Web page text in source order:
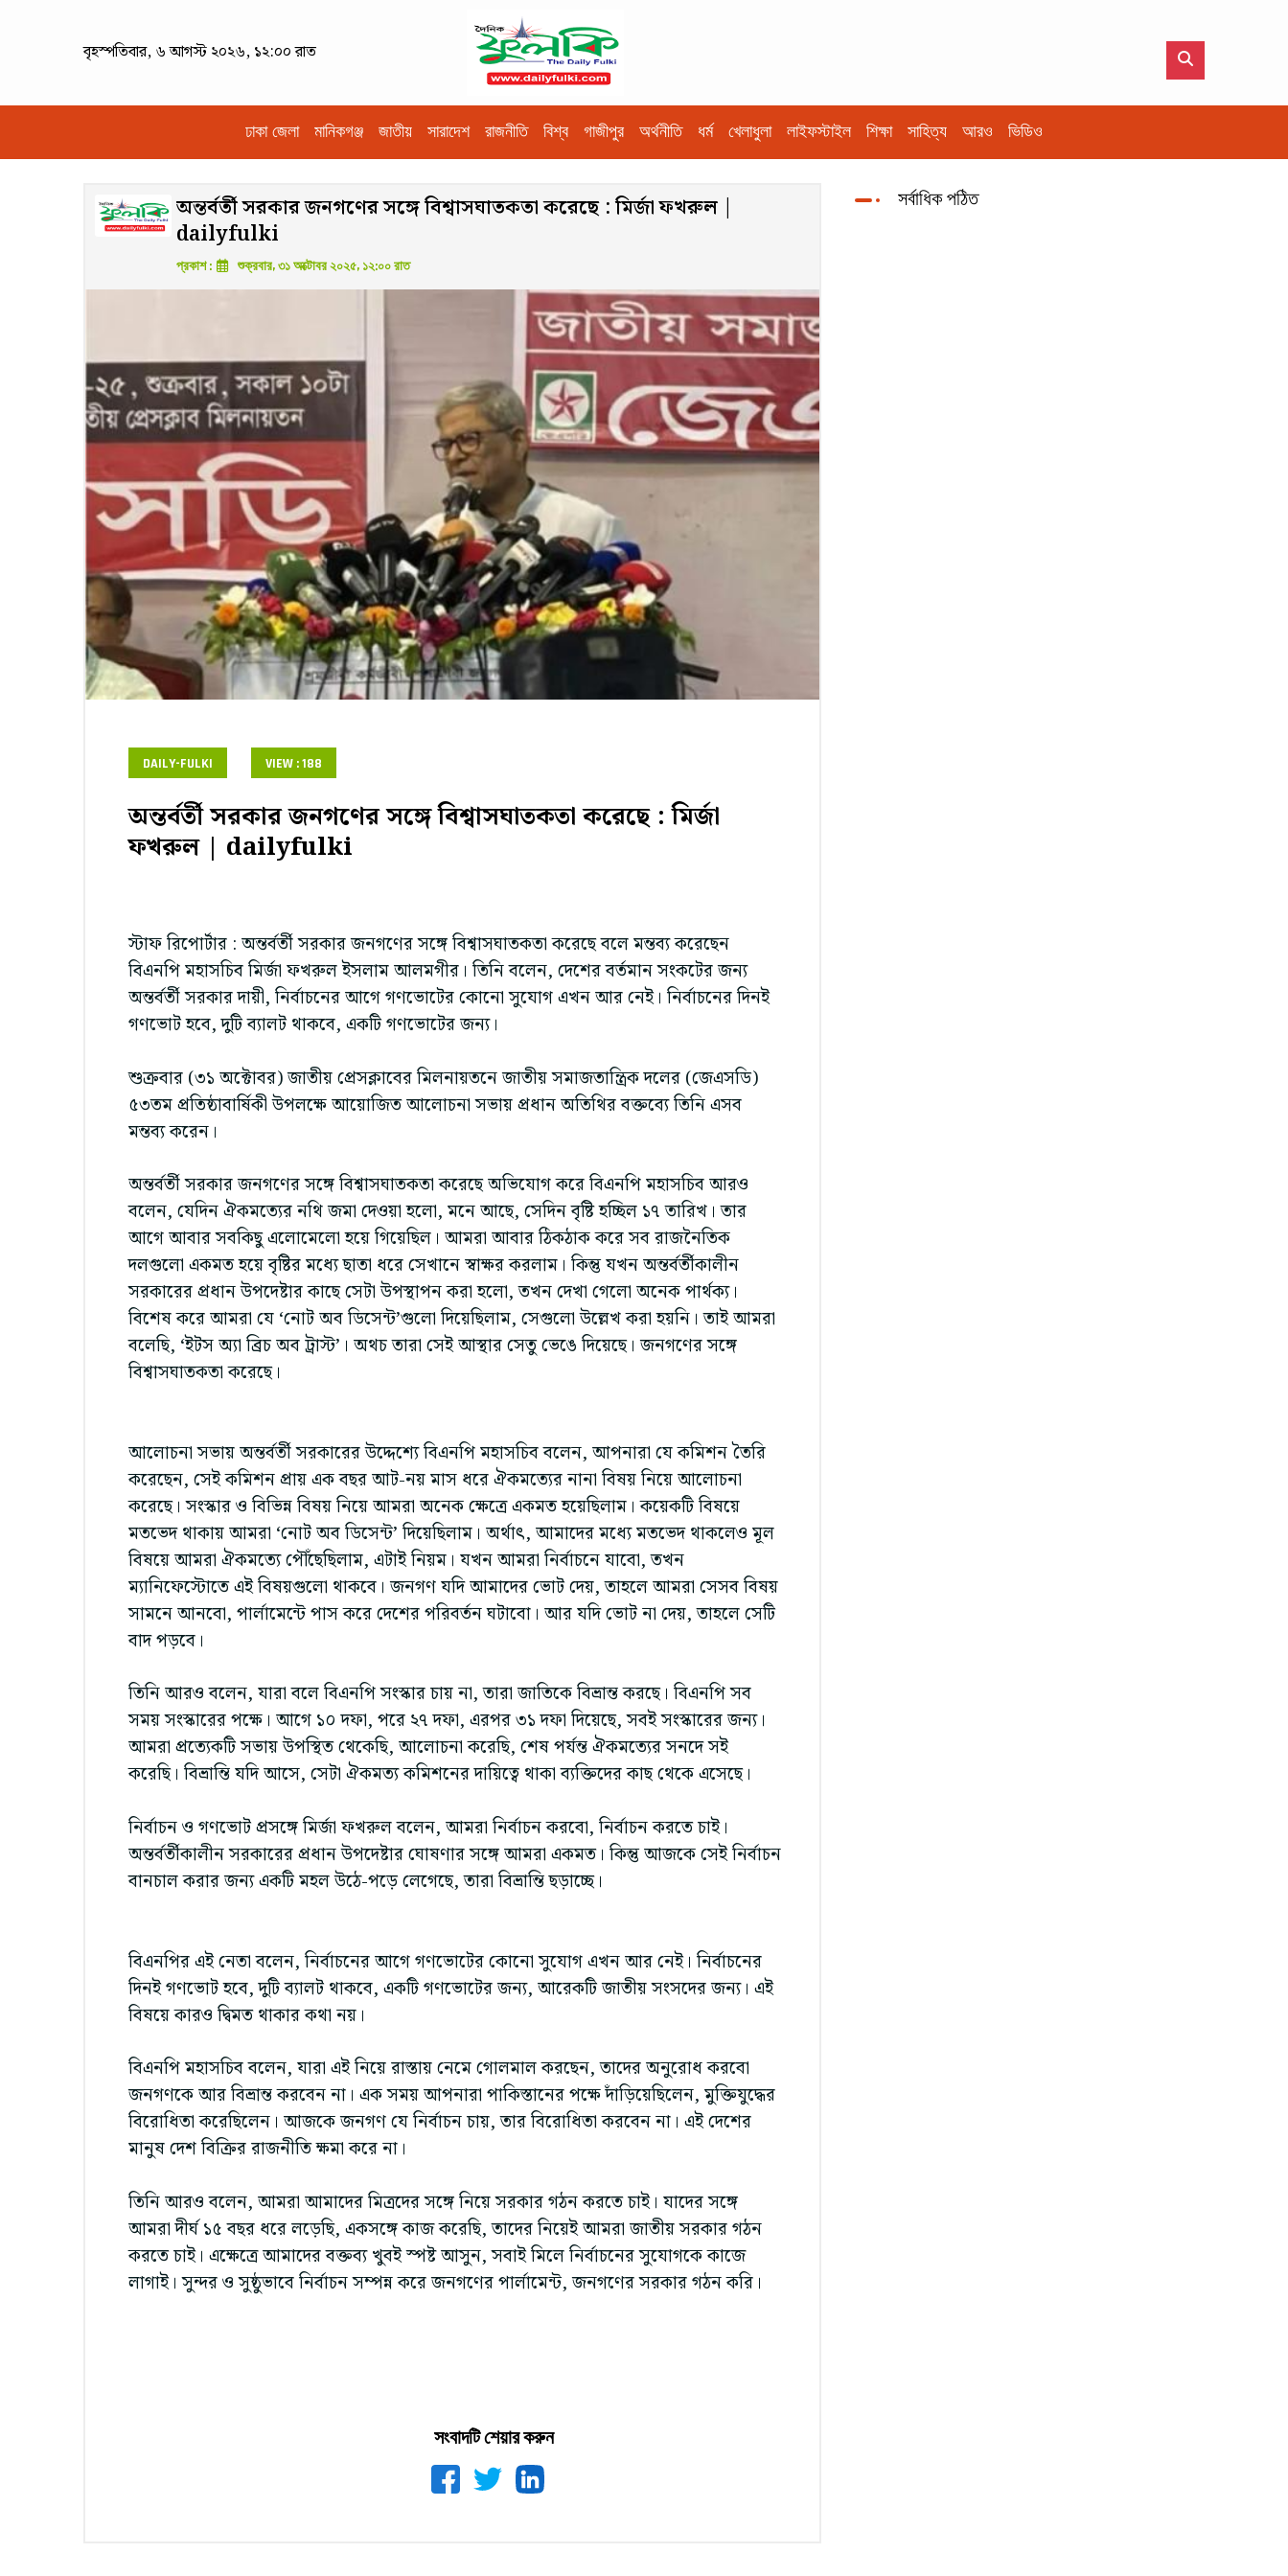
বৃহস্পতিবার, ৬ আগস্ট ২০২৬, ১২:০০ রাত
ঢাকা জেলা মানিকগঞ্জ জাতীয় সারাদেশ রাজনীতি বিশ্ব গাজীপুর অর্থনীতি ধর্ম খেলাধুলা লাইফস্টাইল শিক্ষা সাহিত্য আরও ভিডিও
অন্তর্বর্তী সরকার জনগণের সঙ্গে বিশ্বাসঘাতকতা করেছে : মির্জা ফখরুল |
dailyfulki
প্রকাশ : শুক্রবার, ৩১ অক্টোবর ২০২৫, ১২:০০ রাত
DAILY-FULKI VIEW : 188
অন্তর্বর্তী সরকার জনগণের সঙ্গে বিশ্বাসঘাতকতা করেছে : মির্জা
ফখরুল | dailyfulki
স্টাফ রিপোর্টার : অন্তর্বর্তী সরকার জনগণের সঙ্গে বিশ্বাসঘাতকতা করেছে বলে মন্তব্য করেছেন
বিএনপি মহাসচিব মির্জা ফখরুল ইসলাম আলমগীর। তিনি বলেন, দেশের বর্তমান সংকটের জন্য
অন্তর্বর্তী সরকার দায়ী, নির্বাচনের আগে গণভোটের কোনো সুযোগ এখন আর নেই। নির্বাচনের দিনই
গণভোট হবে, দুটি ব্যালট থাকবে, একটি গণভোটের জন্য।
শুক্রবার (৩১ অক্টোবর) জাতীয় প্রেসক্লাবের মিলনায়তনে জাতীয় সমাজতান্ত্রিক দলের (জেএসডি)
৫৩তম প্রতিষ্ঠাবার্ষিকী উপলক্ষে আয়োজিত আলোচনা সভায় প্রধান অতিথির বক্তব্যে তিনি এসব
মন্তব্য করেন।
অন্তর্বর্তী সরকার জনগণের সঙ্গে বিশ্বাসঘাতকতা করেছে অভিযোগ করে বিএনপি মহাসচিব আরও
বলেন, যেদিন ঐকমত্যের নথি জমা দেওয়া হলো, মনে আছে, সেদিন বৃষ্টি হচ্ছিল ১৭ তারিখ। তার
আগে আবার সবকিছু এলোমেলো হয়ে গিয়েছিল। আমরা আবার ঠিকঠাক করে সব রাজনৈতিক
দলগুলো একমত হয়ে বৃষ্টির মধ্যে ছাতা ধরে সেখানে স্বাক্ষর করলাম। কিন্তু যখন অন্তর্বর্তীকালীন
সরকারের প্রধান উপদেষ্টার কাছে সেটা উপস্থাপন করা হলো, তখন দেখা গেলো অনেক পার্থক্য।
বিশেষ করে আমরা যে ‘নোট অব ডিসেন্ট’গুলো দিয়েছিলাম, সেগুলো উল্লেখ করা হয়নি। তাই আমরা
বলেছি, ‘ইটস অ্যা ব্রিচ অব ট্রাস্ট’। অথচ তারা সেই আস্থার সেতু ভেঙে দিয়েছে। জনগণের সঙ্গে
বিশ্বাসঘাতকতা করেছে।
আলোচনা সভায় অন্তর্বর্তী সরকারের উদ্দেশ্যে বিএনপি মহাসচিব বলেন, আপনারা যে কমিশন তৈরি
করেছেন, সেই কমিশন প্রায় এক বছর আট-নয় মাস ধরে ঐকমত্যের নানা বিষয় নিয়ে আলোচনা
করেছে। সংস্কার ও বিভিন্ন বিষয় নিয়ে আমরা অনেক ক্ষেত্রে একমত হয়েছিলাম। কয়েকটি বিষয়ে
মতভেদ থাকায় আমরা ‘নোট অব ডিসেন্ট’ দিয়েছিলাম। অর্থাৎ, আমাদের মধ্যে মতভেদ থাকলেও মূল
বিষয়ে আমরা ঐকমত্যে পৌঁছেছিলাম, এটাই নিয়ম। যখন আমরা নির্বাচনে যাবো, তখন
ম্যানিফেস্টোতে এই বিষয়গুলো থাকবে। জনগণ যদি আমাদের ভোট দেয়, তাহলে আমরা সেসব বিষয়
সামনে আনবো, পার্লামেন্টে পাস করে দেশের পরিবর্তন ঘটাবো। আর যদি ভোট না দেয়, তাহলে সেটি
বাদ পড়বে।
তিনি আরও বলেন, যারা বলে বিএনপি সংস্কার চায় না, তারা জাতিকে বিভ্রান্ত করছে। বিএনপি সব
সময় সংস্কারের পক্ষে। আগে ১০ দফা, পরে ২৭ দফা, এরপর ৩১ দফা দিয়েছে, সবই সংস্কারের জন্য।
আমরা প্রত্যেকটি সভায় উপস্থিত থেকেছি, আলোচনা করেছি, শেষ পর্যন্ত ঐকমত্যের সনদে সই
করেছি। বিভ্রান্তি যদি আসে, সেটা ঐকমত্য কমিশনের দায়িত্বে থাকা ব্যক্তিদের কাছ থেকে এসেছে।
নির্বাচন ও গণভোট প্রসঙ্গে মির্জা ফখরুল বলেন, আমরা নির্বাচন করবো, নির্বাচন করতে চাই।
অন্তর্বর্তীকালীন সরকারের প্রধান উপদেষ্টার ঘোষণার সঙ্গে আমরা একমত। কিন্তু আজকে সেই নির্বাচন
বানচাল করার জন্য একটি মহল উঠে-পড়ে লেগেছে, তারা বিভ্রান্তি ছড়াচ্ছে।
বিএনপির এই নেতা বলেন, নির্বাচনের আগে গণভোটের কোনো সুযোগ এখন আর নেই। নির্বাচনের
দিনই গণভোট হবে, দুটি ব্যালট থাকবে, একটি গণভোটের জন্য, আরেকটি জাতীয় সংসদের জন্য। এই
বিষয়ে কারও দ্বিমত থাকার কথা নয়।
বিএনপি মহাসচিব বলেন, যারা এই নিয়ে রাস্তায় নেমে গোলমাল করছেন, তাদের অনুরোধ করবো
জনগণকে আর বিভ্রান্ত করবেন না। এক সময় আপনারা পাকিস্তানের পক্ষে দাঁড়িয়েছিলেন, মুক্তিযুদ্ধের
বিরোধিতা করেছিলেন। আজকে জনগণ যে নির্বাচন চায়, তার বিরোধিতা করবেন না। এই দেশের
মানুষ দেশ বিক্রির রাজনীতি ক্ষমা করে না।
তিনি আরও বলেন, আমরা আমাদের মিত্রদের সঙ্গে নিয়ে সরকার গঠন করতে চাই। যাদের সঙ্গে
আমরা দীর্ঘ ১৫ বছর ধরে লড়েছি, একসঙ্গে কাজ করেছি, তাদের নিয়েই আমরা জাতীয় সরকার গঠন
করতে চাই। এক্ষেত্রে আমাদের বক্তব্য খুবই স্পষ্ট আসুন, সবাই মিলে নির্বাচনের সুযোগকে কাজে
লাগাই। সুন্দর ও সুষ্ঠুভাবে নির্বাচন সম্পন্ন করে জনগণের পার্লামেন্ট, জনগণের সরকার গঠন করি।
সংবাদটি শেয়ার করুন
সর্বাধিক পঠিত